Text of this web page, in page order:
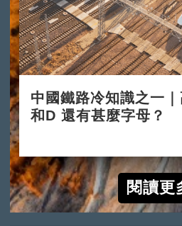
中國鐵路冷知識之一
和D 還有甚麼字母？
閱讀更